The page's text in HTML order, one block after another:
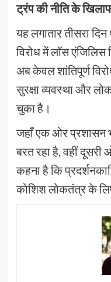
ट्रंप की नीति के
यह लगातार तीसरा
विरोध में लॉस एंजिलिस
अब केवल शांतिपूर्ण
सुरक्षा व्यवस्था और
चुका है।
जहाँ एक ओर प्रशासन
बरत रहा है, वहीं
कहना है कि
कोशिश लोकतंत्र के